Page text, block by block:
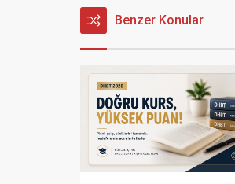
Benzer Konular